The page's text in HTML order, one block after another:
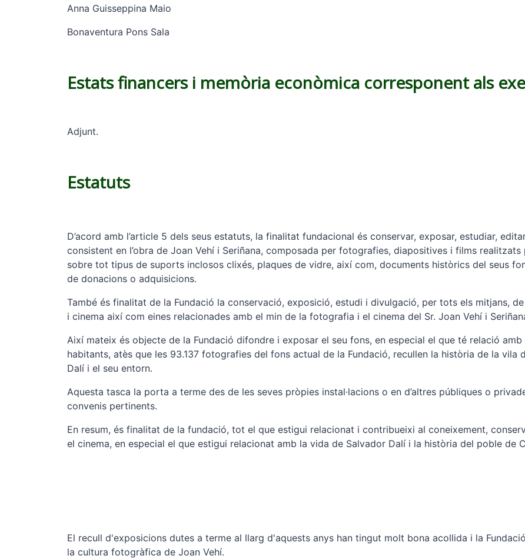
Anna Guisseppina Maio
Bonaventura Pons Sala
Estats financers i memòria econòmica corresponent als
Adjunt.
Estatuts
D’acord amb l’article 5 dels seus estatuts, la finalitat fundacional és conservar, exposar, estudiar,
consistent en l’obra de Joan Vehí i Seriñana, composada per fotografies, diapositives i films
sobre tot tipus de suports inclosos clixés, plaques de vidre, així com, documents històrics del seus
de donacions o adquisicions.
També és finalitat de la Fundació la conservació, exposició, estudi i divulgació, per tots els mitjans,
i cinema així com eines relacionades amb el min de la fotografia i el cinema del Sr. Joan Vehí i
Així mateix és objecte de la Fundació difondre i exposar el seu fons, en especial el que té relació
habitants, atès que les 93.137 fotografies del fons actual de la Fundació, recullen la història de la vila
Dalí i el seu entorn.
Aquesta tasca la porta a terme des de les seves pròpies instal·lacions o en d’altres públiques o
convenis pertinents.
En resum, és finalitat de la fundació, tot el que estigui relacionat i contribueixi al coneixement,
el cinema, en especial el que estigui relacionat amb la vida de Salvador Dalí i la història del poble de
El recull d'exposicions dutes a terme al llarg d'aquests anys han tingut molt bona acollida i la
la cultura fotogràfica de Joan Vehí.